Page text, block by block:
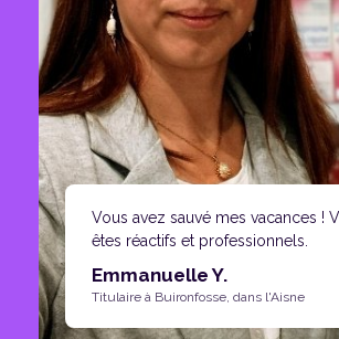
Vous avez sauvé mes vacances !
êtes réactifs et professionnels.
Emmanuelle Y.
Titulaire à Buironfosse, dans l'Aisne